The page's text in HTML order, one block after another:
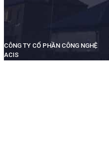
CÔNG TY CỔ PHẦN CÔNG NGHỆ
ACIS